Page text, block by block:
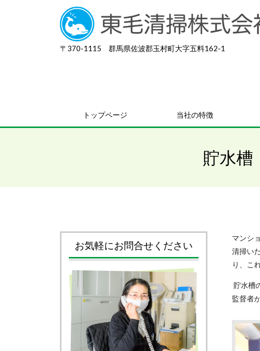
〒370-1115 群馬県佐波郡玉村町大字五料162-1
トップページ 当社の特徴
貯水槽
マンシ
清掃い
り、こ
貯水槽
監督者
お気軽にお問合せください